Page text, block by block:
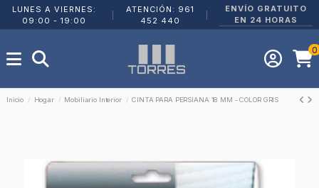
LUNES A VIERNES:
09:00 - 19:00
ATENCIÓN: 961
452 440
ENVÍO GRATUITO
EN 24 HORAS
0
Inicio Hogar Mobiliario Interior CINTA PARA PERSIANA 18 MM - COLOR GRIS